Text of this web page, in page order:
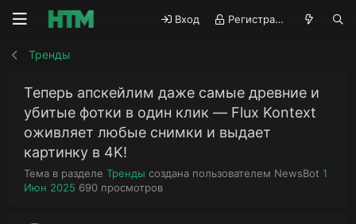
Вход Регистрация
Тренды
Теперь апскейлим даже самые древние и
убитые фотки в один клик — Flux Kontext
оживляет любые снимки и выдает
картинку в 4K!
Тема в разделе Тренды создана пользователем А
NewsBot Д
1
Июн 2025 П
690 просмотров